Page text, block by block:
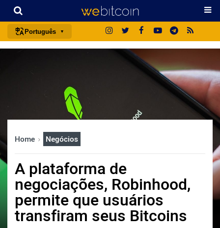
Português
日本語
русский
한국어
ไทย
Home Negócios
A plataforma de
negociações, Robinhood,
permite que usuários
transfiram seus Bitcoins